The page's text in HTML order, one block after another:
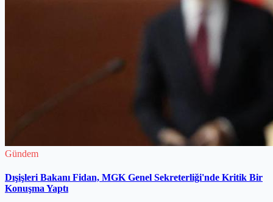
Gündem
Dışişleri Bakanı Fidan, MGK Genel Sekreterliği'nde Kritik Bir
Konuşma Yaptı